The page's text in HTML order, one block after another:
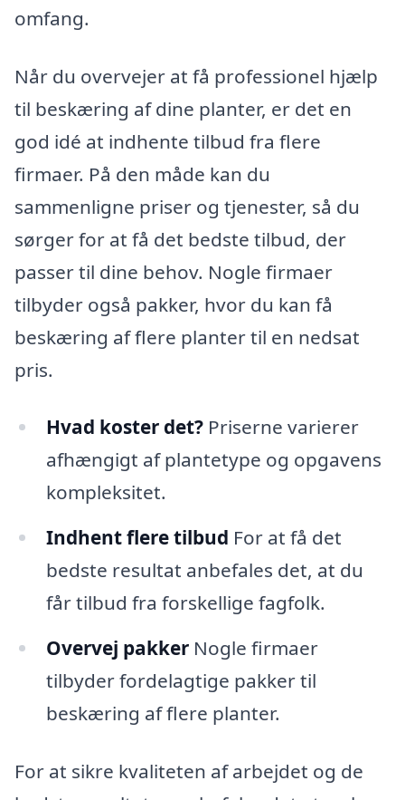
omfang.
Når du overvejer at få professionel hjælp
til beskæring af dine planter, er det en
god idé at indhente tilbud fra flere
firmaer. På den måde kan du
sammenligne priser og tjenester, så du
sørger for at få det bedste tilbud, der
passer til dine behov. Nogle firmaer
tilbyder også pakker, hvor du kan få
beskæring af flere planter til en nedsat
pris.
Hvad koster det?Priserne varierer
afhængigt af plantetype og opgavens
kompleksitet.
Indhent flere tilbud For at få det
bedste resultat anbefales det, at du
får tilbud fra forskellige fagfolk.
Overvej pakkerNogle firmaer
tilbyder fordelagtige pakker til
beskæring af flere planter.
For at sikre kvaliteten af arbejdet og de